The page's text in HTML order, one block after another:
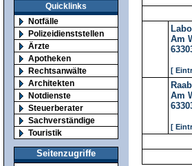
Quicklinks
Notfälle
Polizeidienststellen
Ärzte
Apotheken
Rechtsanwälte
Architekten
Notdienste
Steuerberater
Sachverständige
Touristik
Seitenzugriffe
Am
[
Am
[